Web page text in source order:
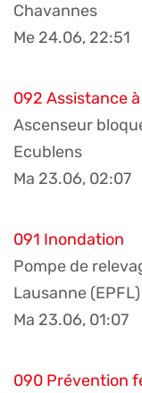
Chavannes
Me 24.06, 22:51
092 Assistance
Ascenseur
Ecublens
Ma 23.06, 02:07
091 Inondation
Pompe de
Lausanne (EPFL)
Ma 23.06, 01:07
090 Prévention